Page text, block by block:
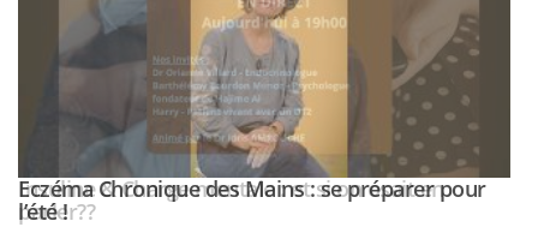
Youtube
Eczéma Chronique des Mains : se préparer pour
l’été !Youtube